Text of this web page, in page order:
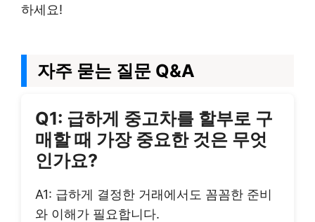
하세요!
자주 묻는 질문 Q&A
Q1: 급하게 중고차를 할부로 구
매할 때 가장 중요한 것은 무엇
인가요?
A1: 급하게 결정한 거래에서도 꼼꼼한 준비
와 이해가 필요합니다.